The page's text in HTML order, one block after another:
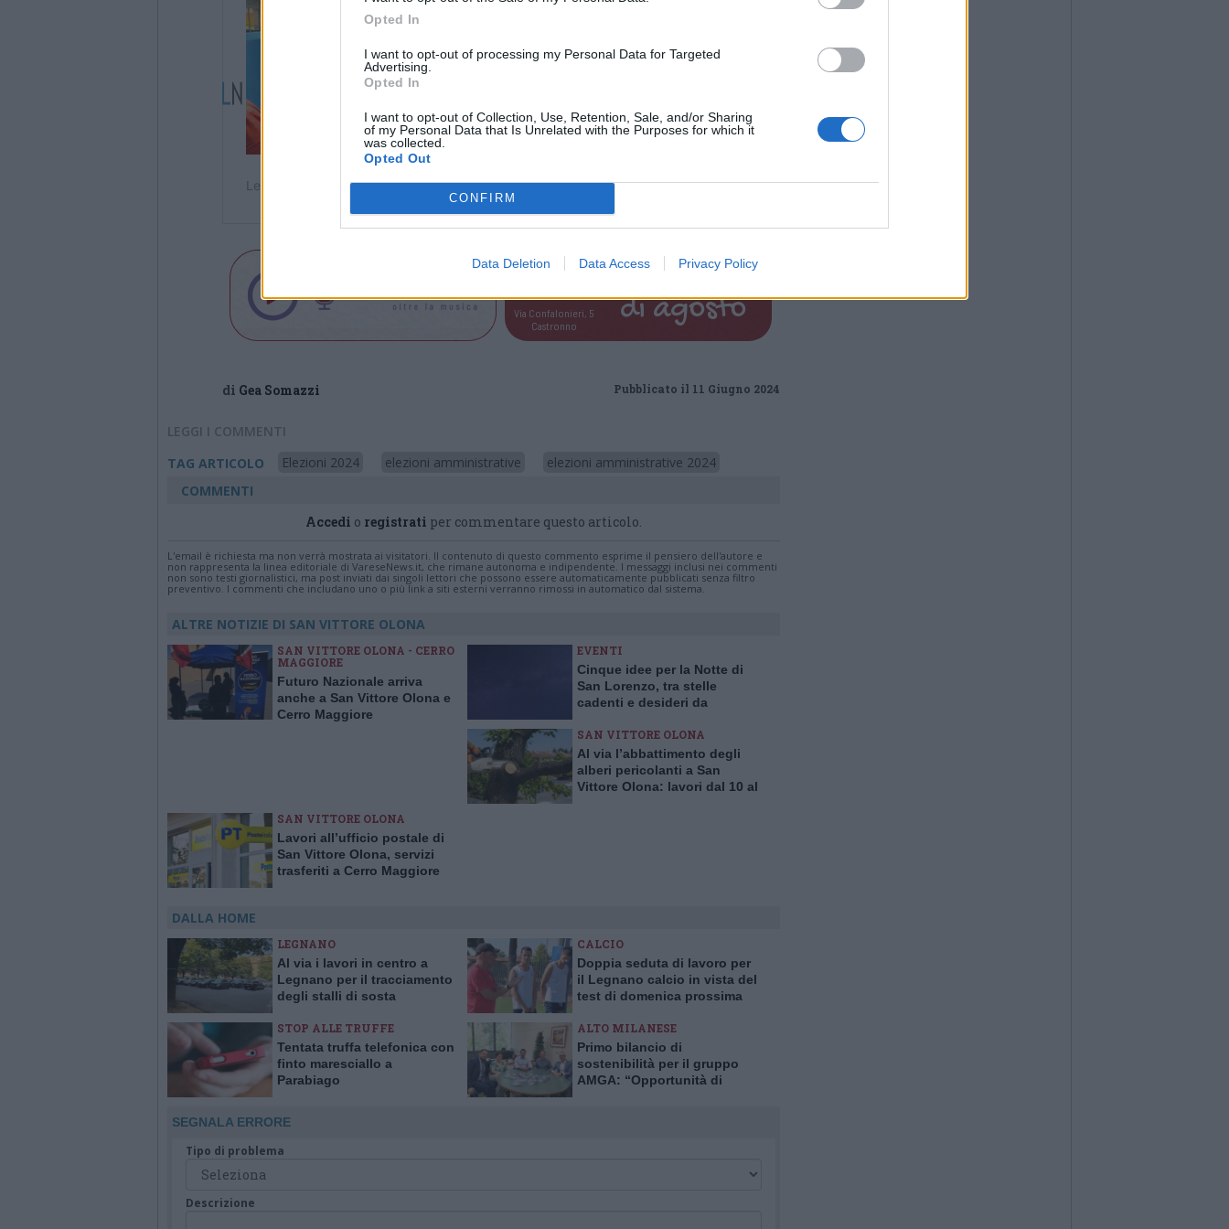
Opted In
I want to opt-out of processing my Personal Data for Targeted
Advertising.
Opted In
I want to opt-out of Collection, Use, Retention, Sale, and/or Sharing
of my Personal Data that Is Unrelated with the Purposes for which it
was collected.
Opted Out
CONFIRM
Data Deletion Data Access Privacy Policy
Via Confalonieri, 5
Castronno
Tutti gli eventi
diagosto
di Gea Somazzi Pubblicato il 11 Giugno 2024
LEGGI I COMMENTI
TAG ARTICOLO
Elezioni 2024 elezioni amministrative
elezioni amministrative 2024
COMMENTI
Accedi o registrati per commentare questo articolo.
L'email è richiesta ma non verrà mostrata ai visitatori. Il contenuto di questo commento esprime il pensiero dell'autore e
non rappresenta la linea editoriale di VareseNews.it, che rimane autonoma e indipendente. I messaggi inclusi nei commenti
non sono testi giornalistici, ma post inviati dai singoli lettori che possono essere automaticamente pubblicati senza filtro
preventivo. I commenti che includano uno o più link a siti esterni verranno rimossi in automatico dal sistema.
ALTRE NOTIZIE DI SAN VITTORE OLONA
SAN VITTORE OLONA - CERRO
MAGGIORE
Futuro Nazionale arriva
anche a San Vittore Olona e
Cerro Maggiore
EVENTI
Cinque idee per la Notte di
San Lorenzo, tra stelle
cadenti e desideri da
SAN VITTORE OLONA
Al via l’abbattimento degli
alberi pericolanti a San
Vittore Olona: lavori dal 10 al
SAN VITTORE OLONA
Lavori all’ufficio postale di
San Vittore Olona, servizi
trasferiti a Cerro Maggiore
DALLA HOME
LEGNANO
Al via i lavori in centro a
Legnano per il tracciamento
degli stalli di sosta
CALCIO
Doppia seduta di lavoro per
il Legnano calcio in vista del
test di domenica prossima
STOP ALLE TRUFFE
Tentata truffa telefonica con
finto maresciallo a
Parabiago
ALTO MILANESE
Primo bilancio di
sostenibilità per il gruppo
AMGA: “Opportunità di
SEGNALA ERRORE
Tipo di problema
Descrizione